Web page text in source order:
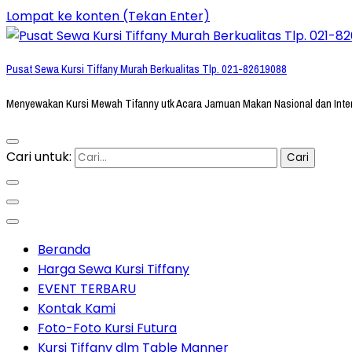
Lompat ke konten (Tekan Enter)
Pusat Sewa Kursi Tiffany Murah Berkualitas Tlp. 021-82619088
Menyewakan Kursi Mewah Tifanny utk Acara Jamuan Makan Nasional dan
Cari untuk:
Beranda
Harga Sewa Kursi Tiffany
EVENT TERBARU
Kontak Kami
Foto-Foto Kursi Futura
Kursi Tiffany dlm Table Manner